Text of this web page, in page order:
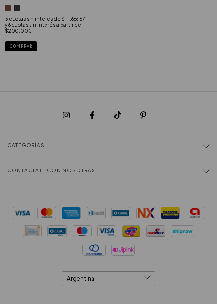
3 cuotas sin interés de $ 11.666,67
COMPRAR
CATEGORÍAS
CONTACTATE CON NOSOTRAS